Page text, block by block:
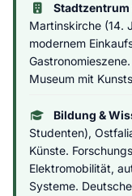
Stadtzentrum
Martinskirche (14.
modernem
Museum mit
Bildung &
Studenten),
Künste.
Elektromobilität,
Systeme.